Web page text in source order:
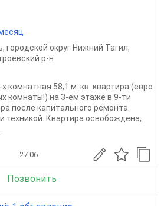
, городской округ Нижний Тагил,
р-н
комнатная 58,1 м. кв. квартира (евро
комнаты!) на 3-ем этаже в 9-ти
после капитального ремонта.
техникой. Квартира освобождена,
27.06
Позвонить